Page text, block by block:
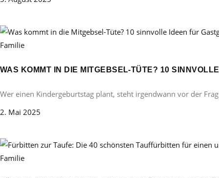
Familie
WAS KOMMT IN DIE MITGEBSEL-TÜTE? 10
Wer einen Kindergeburtstag plant, steht irgendwann vor der
2. Mai 2025
Familie